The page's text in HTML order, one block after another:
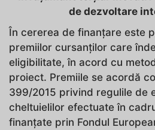
de dezvoltare
În cererea de finanțare este
premiilor cursanților care
eligibilitate, în acord cu
proiect. Premiile se acordă
399/2015 privind regulile de
cheltuielilor efectuate în
finanțate prin Fondul